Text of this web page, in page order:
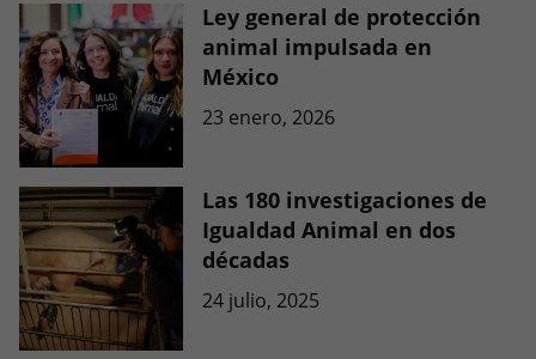
Ley general de protección
animal impulsada en
México
23 enero, 2026
Las 180 investigaciones de
Igualdad Animal en dos
décadas
24 julio, 2025